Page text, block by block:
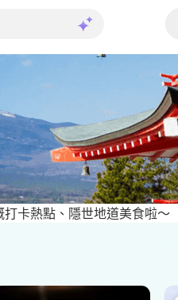
卡熱點、隱世地道美食啦～